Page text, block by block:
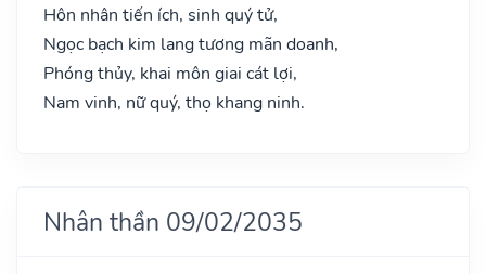
Hôn nhân tiến ích, sinh quý tử,
Ngọc bạch kim lang tương mãn doanh,
Phóng thủy, khai môn giai cát lợi,
Nam vinh, nữ quý, thọ khang ninh.
Nhân thần 09/02/2035